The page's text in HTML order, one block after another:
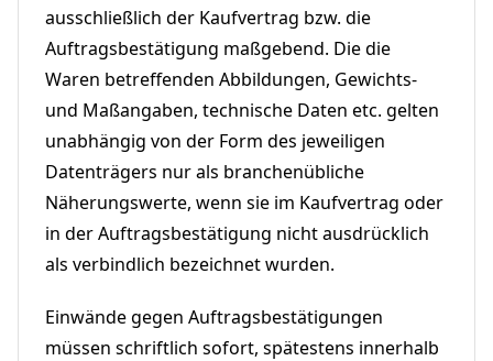
ausschließlich der Kaufvertrag bzw. die
Auftragsbestätigung maßgebend. Die die
Waren betreffenden Abbildungen, Gewichts-
und Maßangaben, technische Daten etc. gelten
unabhängig von der Form des jeweiligen
Datenträgers nur als branchenübliche
Näherungswerte, wenn sie im Kaufvertrag oder
in der Auftragsbestätigung nicht ausdrücklich
als verbindlich bezeichnet wurden.
Einwände gegen Auftragsbestätigungen
müssen schriftlich sofort, spätestens innerhalb